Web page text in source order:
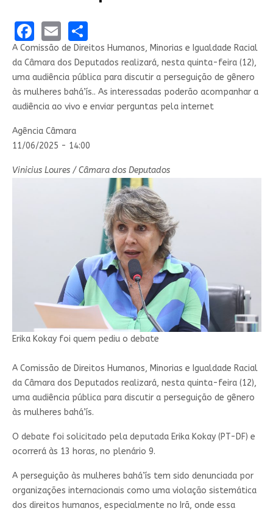
Facebook
EmailShare
A Comissão de Direitos Humanos, Minorias e Igualdade Racial
da Câmara dos Deputados realizará, nesta quinta-feira (12),
uma audiência pública para discutir a perseguição de gênero
às mulheres bahá’ís.. As interessadas poderão acompanhar a
audiência ao vivo e enviar perguntas pela internet
Agência Câmara
11/06/2025 - 14:00
Vinicius Loures / Câmara dos Deputados
Erika Kokay foi quem pediu o debate
A Comissão de Direitos Humanos, Minorias e Igualdade Racial
da Câmara dos Deputados realizará, nesta quinta-feira (12),
uma audiência pública para discutir a perseguição de gênero
às mulheres bahá’ís.
O debate foi solicitado pela deputada Erika Kokay (PT-DF) e
ocorrerá às 13 horas, no plenário 9.
A perseguição às mulheres bahá’ís tem sido denunciada por
organizações internacionais como uma violação sistemática
dos direitos humanos, especialmente no Irã, onde essa